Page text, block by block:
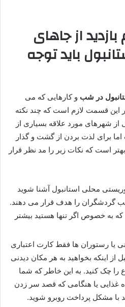
از جاهای
باید توجه
در شب و کارهایی که می
این قسمت لازم است که چند نکته
از شهرهای مورد علاقه بسیاری از
برای لذت بردن از گشت و گذار
است که نکات زیر را مد نظر قرار
محلی استانبول آشنا شوید
گردشگران را هدف قرار می دهند.
به خصوص اگر تنها هستید بیشتر
یا رستوران ها فقط کارت اعتباری
از اینکه بخواهید به هر مکان دیدنی
را چک کنید. به این خاطر که شما
غذایی یا هنگامی که قصد سر زدن
با مشکل پرداخت روبرو شوید.